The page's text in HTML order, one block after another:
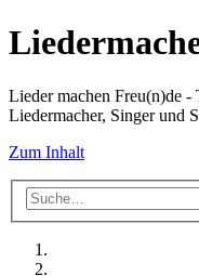
Lieder machen Freu(n)de -
Liedermacher, Singer und
Zum Inhalt